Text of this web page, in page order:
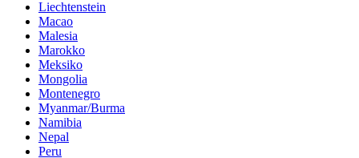
Liechtenstein
Macao
Malesia
Marokko
Meksiko
Mongolia
Montenegro
Myanmar/Burma
Namibia
Nepal
Peru